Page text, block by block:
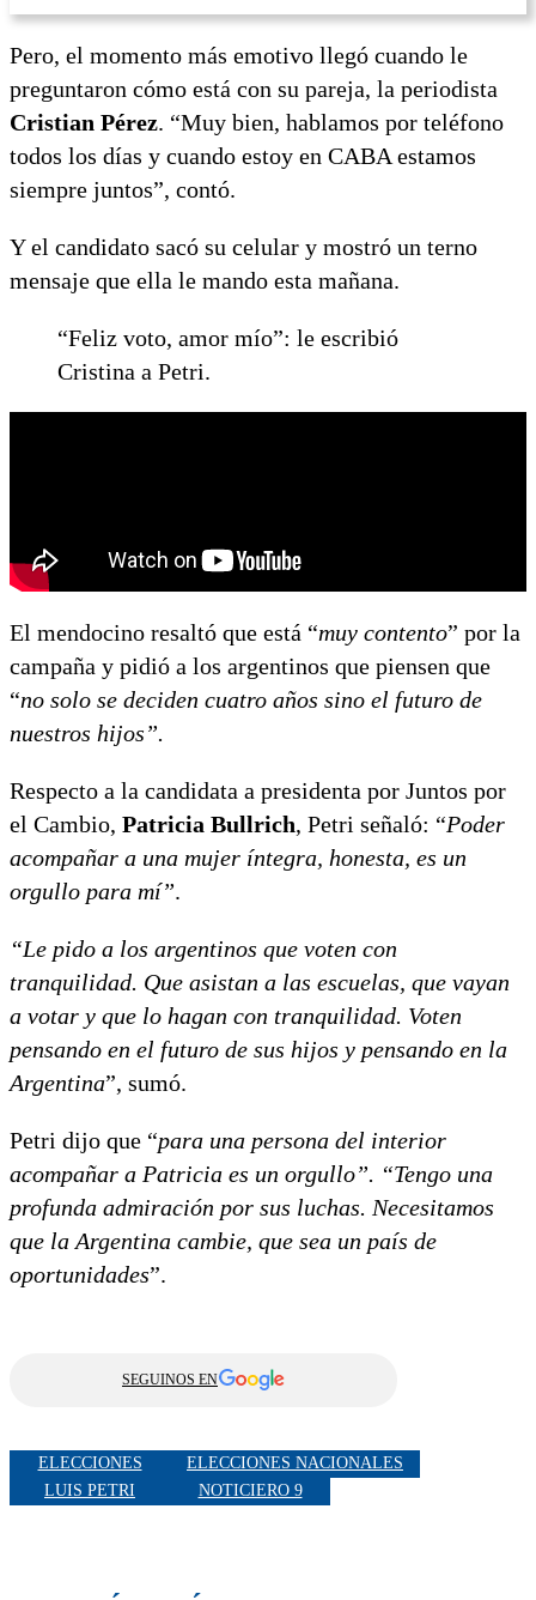
Pero, el momento más emotivo llegó cuando le
preguntaron cómo está con su pareja, la periodista
Cristian Pérez. “Muy bien, hablamos por teléfono
todos los días y cuando estoy en CABA estamos
siempre juntos”, contó.
Y el candidato sacó su celular y mostró un terno
mensaje que ella le mando esta mañana.
“Feliz voto, amor mío”: le escribió
Cristina a Petri.
El mendocino resaltó que está “muy contento” por la
campaña y pidió a los argentinos que piensen que
“no solo se deciden cuatro años sino el futuro de
nuestros hijos”.
Respecto a la candidata a presidenta por Juntos por
el Cambio, Patricia Bullrich, Petri señaló: “Poder
acompañar a una mujer íntegra, honesta, es un
orgullo para mí”.
“Le pido a los argentinos que voten con
tranquilidad. Que asistan a las escuelas, que vayan
a votar y que lo hagan con tranquilidad. Voten
pensando en el futuro de sus hijos y pensando en la
Argentina”, sumó.
Petri dijo que “para una persona del interior
acompañar a Patricia es un orgullo”. “Tengo una
profunda admiración por sus luchas. Necesitamos
que la Argentina cambie, que sea un país de
oportunidades”.
SEGUINOS EN
ELECCIONES
ELECCIONES NACIONALES
LUIS PETRI
NOTICIERO 9